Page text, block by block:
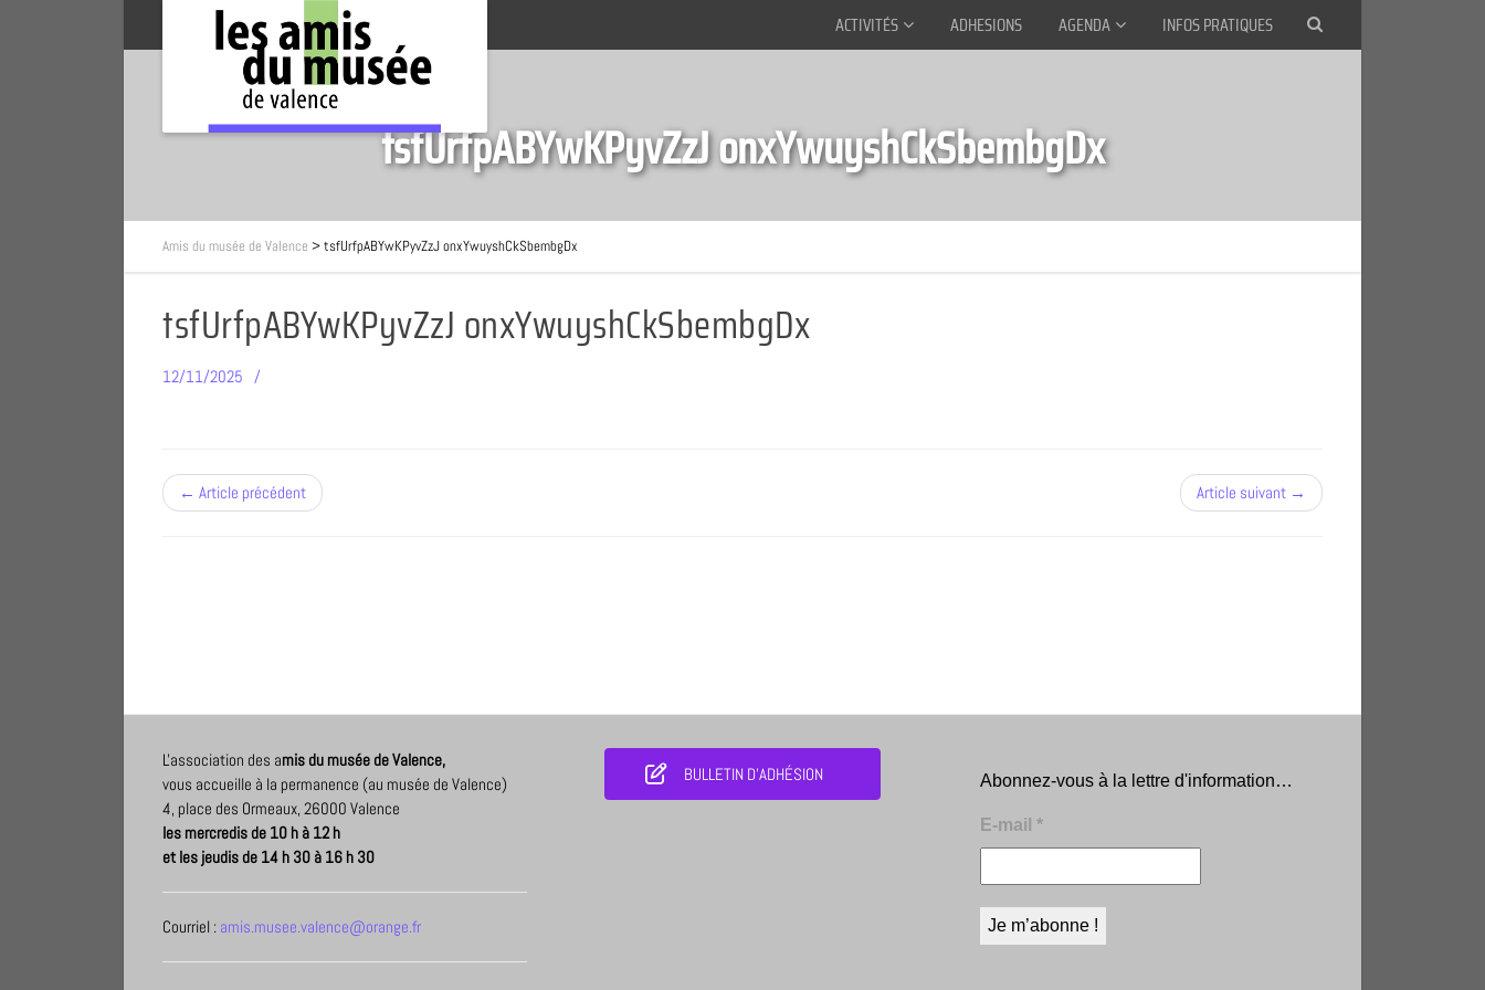
ACTIVITÉS ADHESIONS AGENDA INFOS PRATIQUES
tsfUrfpABYwKPyvZzJ onxYwuyshCkSbembgDx
Amis du musée de Valence >tsfUrfpABYwKPyvZzJ onxYwuyshCkSbembgDx
tsfUrfpABYwKPyvZzJ onxYwuyshCkSbembgDx
12/11/2025
← Article précédent Article suivant →
L'association des amis du musée de Valence,
vous accueille à la permanence (au musée de Valence)
4, place des Ormeaux, 26000 Valence
les mercredis de 10 h à 12 h
et les jeudis de 14 h 30 à 16 h 30
Courriel : amis.musee.valence@orange.fr
BULLETIN D'ADHÉSION Abonnez-vous à la lettre d'information…
E-mail *